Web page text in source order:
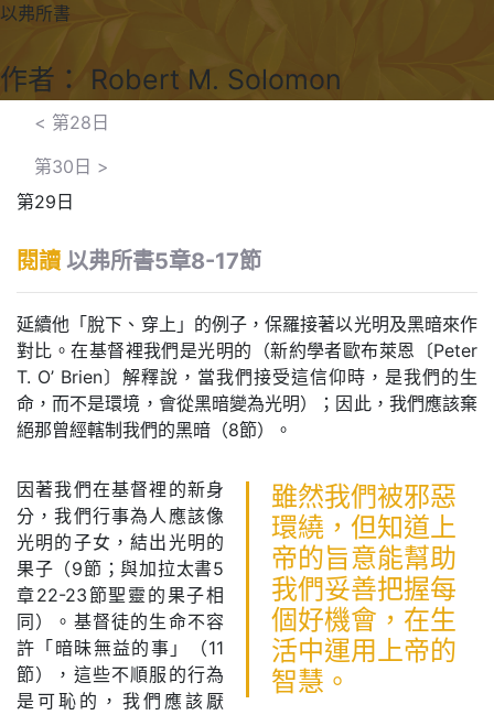
以弗所書
作者： Robert M. Solomon
< 第28日
第30日 >
第29日
閱讀 以弗所書5章8-17節
延續他「脫下、穿上」的例子，保羅接著以光明及黑暗來作
對比。在基督裡我們是光明的（新約學者歐布萊恩〔Peter
T. O’ Brien〕解釋說，當我們接受這信仰時，是我們的生
命，而不是環境，會從黑暗變為光明）；因此，我們應該棄
絕那曾經轄制我們的黑暗（8節）。
雖然我們被邪惡
環繞，但知道上
帝的旨意能幫助
我們妥善把握每
個好機會，在生
活中運用上帝的
智慧。
因著我們在基督裡的新身
分，我們行事為人應該像
光明的子女，結出光明的
果子（9節；與加拉太書5
章22-23節聖靈的果子相
同）。基督徒的生命不容
許「暗昧無益的事」（11
節），這些不順服的行為
是可恥的，我們應該厭